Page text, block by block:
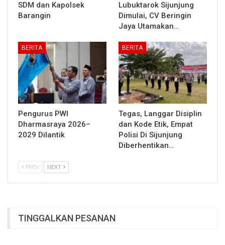
SDM dan Kapolsek
Barangin
Lubuktarok Sijunjung
Dimulai, CV Beringin
Jaya Utamakan…
BERITA
Pengurus PWI
Dharmasraya 2026–
2029 Dilantik
BERITA
Tegas, Langgar Disiplin
dan Kode Etik, Empat
Polisi Di Sijunjung
Diberhentikan…
PREV NEXT
TINGGALKAN PESANAN